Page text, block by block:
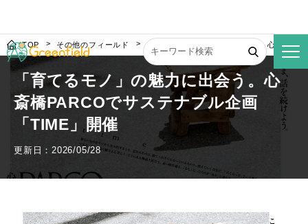
TOP その他のフィールド 「育てるモノ」の魅力に出会う。心斎橋
「育てるモノ」の魅力に出会う。心
斎橋PARCOでサステナブル企画
「TIME」開催
更新日：2026/05/28